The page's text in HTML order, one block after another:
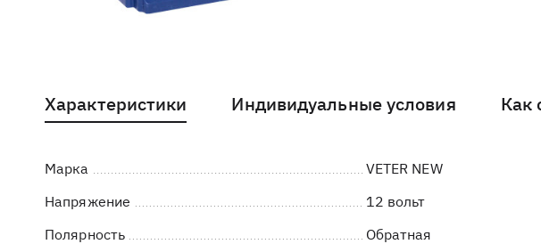
Характеристики Индивидуальные условия Как
Марка VETER NEW
Напряжение
12 вольт
Полярность
Обратная